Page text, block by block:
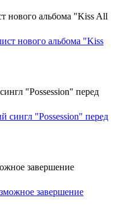
нового альбома "Kiss All
"Possession" перед
завершение